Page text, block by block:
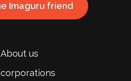
About us
Imaguru friend